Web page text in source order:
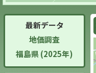
最新データ
地価調査
福島県 (2025年)